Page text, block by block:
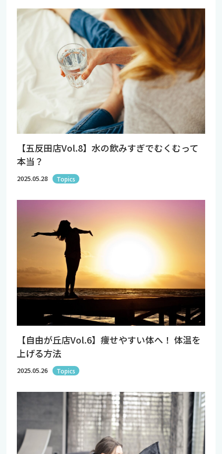
【五反田店Vol.8】水の飲みすぎでむくむって
本当？
2025.05.28 Topics
【自由が丘店Vol.6】痩せやすい体へ！ 体温を
上げる方法
2025.05.26 Topics